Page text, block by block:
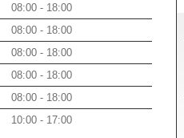
08:00
18:00
08:00
18:00
08:00
18:00
08:00
18:00
08:00
18:00
10:00 17:00